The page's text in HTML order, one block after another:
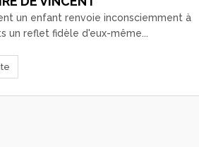
un enfant renvoie inconsciemment à
un reflet fidèle d'eux-même...